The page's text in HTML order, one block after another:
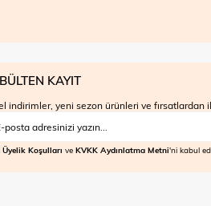
KAYIT
indirimler, yeni sezon ürünleri ve fırsatlardan
Üyelik Koşulları ve KVKK Aydınlatma Metni'ni kabul